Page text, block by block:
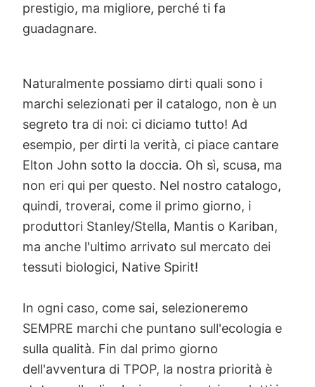
prestigio, ma migliore, perché ti fa
guadagnare.
Naturalmente possiamo dirti quali sono i
marchi selezionati per il catalogo, non è un
segreto tra di noi: ci diciamo tutto! Ad
esempio, per dirti la verità, ci piace cantare
Elton John sotto la doccia. Oh sì, scusa, ma
non eri qui per questo. Nel nostro catalogo,
quindi, troverai, come il primo giorno, i
produttori Stanley/Stella, Mantis o Kariban,
ma anche l'ultimo arrivato sul mercato dei
tessuti biologici, Native Spirit!
In ogni caso, come sai, selezioneremo
SEMPRE marchi che puntano sull'ecologia e
sulla qualità. Fin dal primo giorno
dell'avventura di TPOP, la nostra priorità è